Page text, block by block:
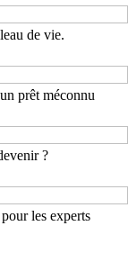
de vie.
prêt méconnu
?
les experts